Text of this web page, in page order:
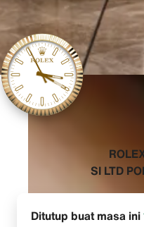
SI LTD
Ditutup buat masa ini